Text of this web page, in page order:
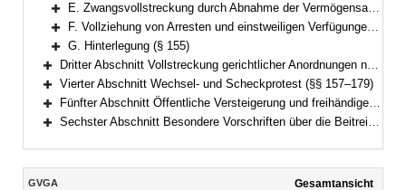
Bereich erweitern
E. Zwangsvollstreckung durch Abnahme der Vermögensauskunft gemäß § 802c, der eidesstattlichen Versicherung gemäß § 836 Absatz 3 oder § 883 Absatz 2 ZPO oder § 94 FamFG und durch Haft; Vorführung von Parteien und Zeugen (§§ 135–151)
Bereich erweitern
F. Vollziehung von Arresten und einstweiligen Verfügungen (§§ 152–154)
Bereich erweitern
G. Hinterlegung (§ 155)
Bereich erweitern
Dritter Abschnitt Vollstreckung gerichtlicher Anordnungen nach dem Gesetz über das Verfahren in Familiensachen und in den Angelegenheiten der freiwilligen Gerichtsbarkeit (§ 156)
Bereich erweitern
Vierter Abschnitt Wechsel- und Scheckprotest (§§ 157–179)
Bereich erweitern
Fünfter Abschnitt Öffentliche Versteigerung und freihändiger Verkauf außerhalb der Zwangsvollstreckung (§§ 180–195)
Sechster Abschnitt Besondere Vorschriften über die Beitreibung nach dem Justizbeitreibungsgesetz und im Verwaltungsvollstreckungsverfahren (§§ 196–199)
Inhalt
GVGA
Gesamtansicht